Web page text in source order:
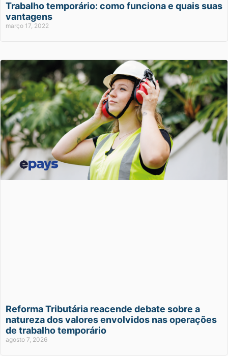
Trabalho temporário: como funciona e quais suas
vantagens
março 17, 2022
Reforma Tributária reacende debate sobre a
natureza dos valores envolvidos nas operações
de trabalho temporário
agosto 7, 2026